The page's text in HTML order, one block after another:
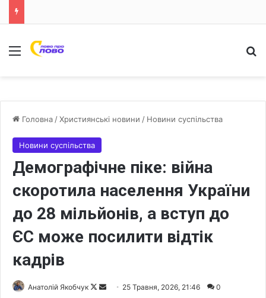
Меню
Головна /Християнські новини / Новини суспільства
Новини суспільства
Демографічне піке: війна
скоротила населення України
до 28 мільйонів, а вступ до
ЄС може посилити відтік
кадрів
Анатолій Якобчук
F
25 Травня, 2026, 21:46 0